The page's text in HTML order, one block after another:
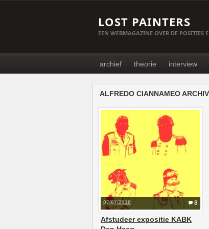
LOST PAINTERS
EEN WEBMAGAZINE OVER DE POSITIES
archief theorie interview
ALFREDO CIANNAMEO
8
07/07/2010
Afstudeer expositie KABK